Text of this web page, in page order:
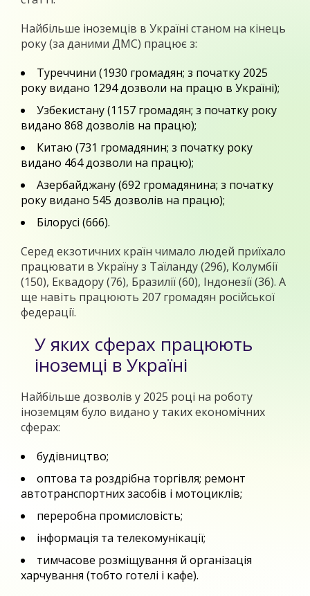
Найбільше іноземців в Україні станом на кінець
року (за даними ДМС) працює з:
Туреччини (1930 громадян; з початку 2025
року видано 1294 дозволи на працю в Україні);
Узбекистану (1157 громадян; з початку року
видано 868 дозволів на працю);
Китаю (731 громадянин; з початку року
видано 464 дозволи на працю);
Азербайджану (692 громадянина; з початку
року видано 545 дозволів на працю);
Білорусі (666).
Серед екзотичних країн чимало людей приїхало
працювати в Україну з Таїланду (296), Колумбії
(150), Еквадору (76), Бразилії (60), Індонезії (36). А
ще навіть працюють 207 громадян російської
федерації.
У яких сферах працюють
іноземці в Україні
Найбільше дозволів у 2025 році на роботу
іноземцям було видано у таких економічних
сферах:
будівництво;
оптова та роздрібна торгівля; ремонт
автотранспортних засобів і мотоциклів;
переробна промисловість;
інформація та телекомунікації;
тимчасове розміщування й організація
харчування (тобто готелі і кафе).